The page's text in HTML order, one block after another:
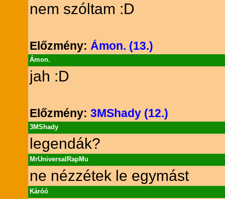
nem szóltam :D
Előzmény: Ámon. (13.)
Ámon.
jah :D
Előzmény: 3MShady (12.)
3MShady
legendák?
MrUniversalRapMu
ne nézzétek le egymást
Káróó